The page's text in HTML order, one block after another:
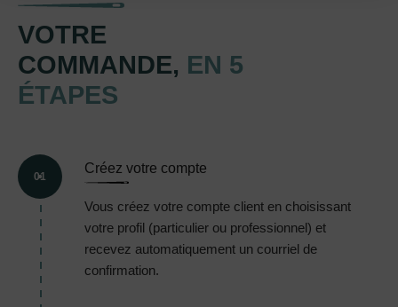
VOTRE
COMMANDE, EN 5
ÉTAPES
01
Créez votre compte
Vous créez votre compte client en choisissant
votre profil (particulier ou professionnel) et
recevez automatiquement un courriel de
confirmation.